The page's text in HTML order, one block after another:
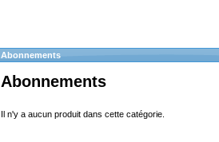
Abonnements
Abonnements
Il n'y a aucun produit dans cette catégorie.